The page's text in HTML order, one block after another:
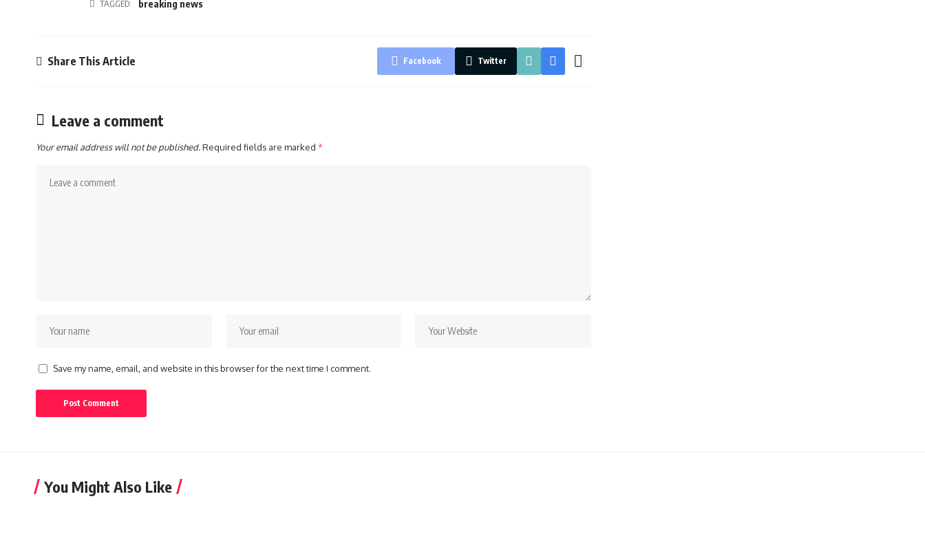
TAGGED: breaking news
Share This Article Facebook Twitter
Leave a comment
Your email address will not be published.Required fields are marked *
Save my name, email, and website in this browser for the next time I comment.
You Might Also Like